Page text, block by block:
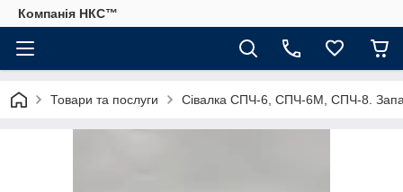
Компанія НКС™
Товари та послуги Сівалка СПЧ-6, СПЧ-6М, СПЧ-8.